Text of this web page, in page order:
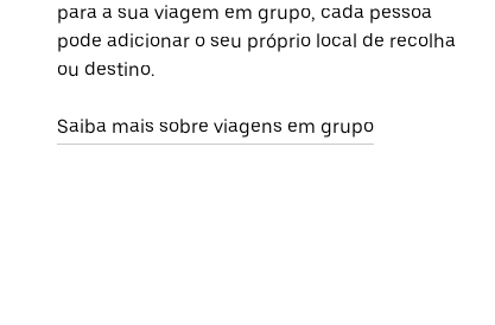
para a sua viagem em grupo, cada pessoa
pode adicionar o seu próprio local de recolha
ou destino.
Saiba mais sobre viagens em grupo